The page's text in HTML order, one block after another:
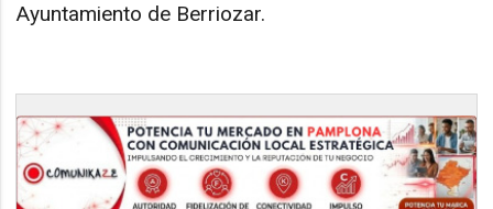
Ayuntamiento de Berriozar.